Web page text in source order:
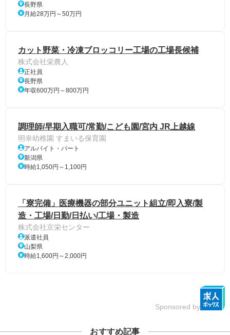
長野県
月給28万円～50万円
カット野菜・冷凍ブロッコリー工場の工場長候補
株式会社栄農人
正社員
長野県
年収600万円～800万円
調理師/早期入職可/常勤/こども園/宮内 JR上越線
明幸幼稚園 すまいる保育園
アルバイト・パート
新潟県
時給1,050円～1,100円
「寮完備」医療機器の部分ユニット組立/即入寮/製
造・工場/日勤/日払い/工場・製造
株式会社京栄センター
派遣社員
山梨県
時給1,600円～2,000円
Sponsored by
おすすめ記事